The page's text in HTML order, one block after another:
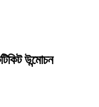
উন্মোচন